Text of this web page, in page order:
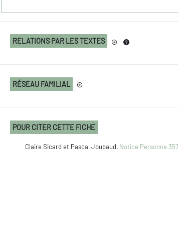
RELATIONS PAR LES TEXTES
RÉSEAU FAMILIAL
POUR CITER CETTE FICHE
Claire Sicard et Pascal Joubaud, Notice Personne